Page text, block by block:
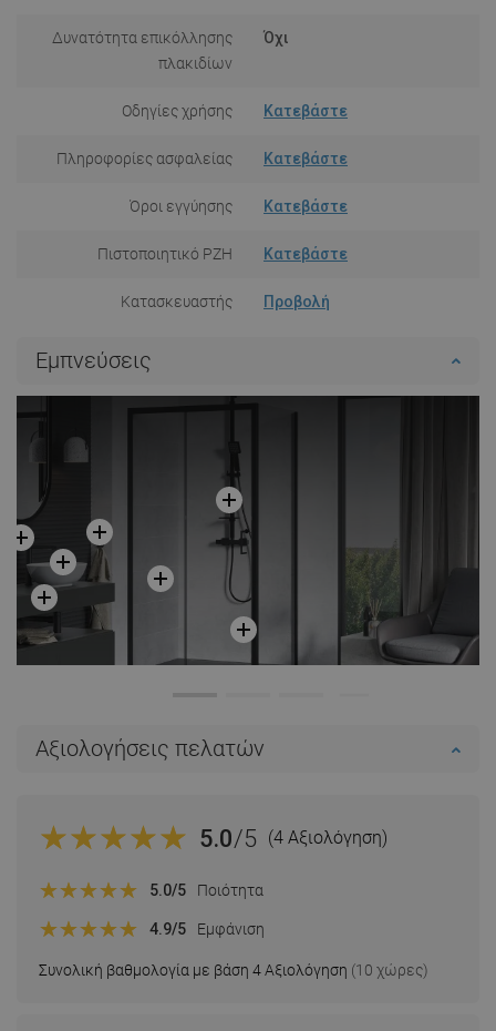
Δυνατότητα επικόλλησης
πλακιδίων
Όχι
Οδηγίες χρήσης Κατεβάστε
Πληροφορίες ασφαλείας Κατεβάστε
Όροι εγγύησης Κατεβάστε
Πιστοποιητικό PZH Κατεβάστε
Κατασκευαστής Προβολή
Εμπνεύσεις
Αξιολογήσεις πελατών
5.0/5 (4 Αξιολόγηση)
Συνολική βαθμολογία με βάση 4 Αξιολόγηση (10 χώρες)
5.0/5 Ποιότητα
4.9/5 Εμφάνιση